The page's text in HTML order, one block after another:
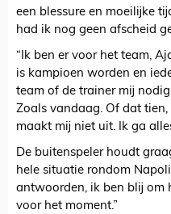
een blessure en moeilijke
had ik nog geen afscheid
“Ik ben er voor het team,
is kampioen worden en
team of de trainer mij
Zoals vandaag. Of dat
maakt mij niet uit. Ik ga
De buitenspeler houdt
hele situatie rondom
antwoorden, ik ben blij om
voor het moment.”